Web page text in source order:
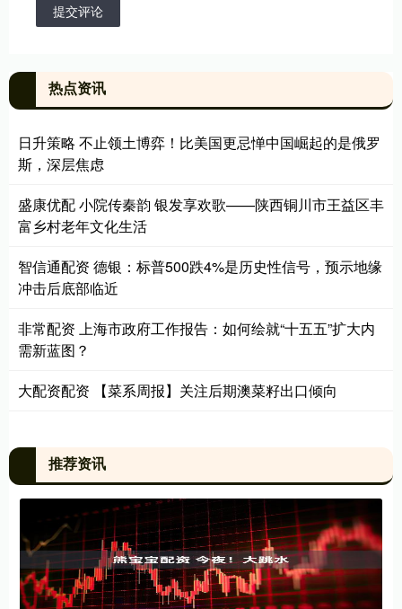
提交评论
热点资讯
日升策略 不止领土博弈！比美国更忌惮中国崛起的是俄罗
斯，深层焦虑
盛康优配 小院传秦韵 银发享欢歌——陕西铜川市王益区丰
富乡村老年文化生活
智信通配资 德银：标普500跌4%是历史性信号，预示地缘
冲击后底部临近
非常配资 上海市政府工作报告：如何绘就“十五五”扩大内
需新蓝图？
大配资配资 【菜系周报】关注后期澳菜籽出口倾向
推荐资讯